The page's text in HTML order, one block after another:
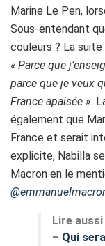
Marine Le Pen,
Sous-entendant
couleurs ? La suite
« Parce que
parce que je veux
France apaisée ».
également que
France et serait
explicite, Nabilla
Macron en le
Lire aussi
– Qui